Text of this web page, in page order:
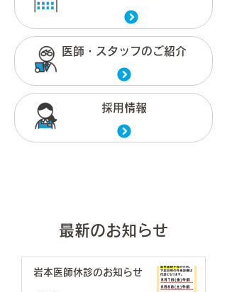
医師・スタッフのご紹介
採用情報
最新のお知らせ
岩本医師休診のお知らせ